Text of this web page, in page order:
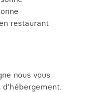
restaurant
nous vous
d'hébergement.